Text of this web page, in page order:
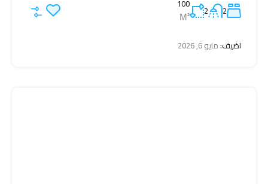
2
2
100
M²
اضيف:مايو 6, 2026